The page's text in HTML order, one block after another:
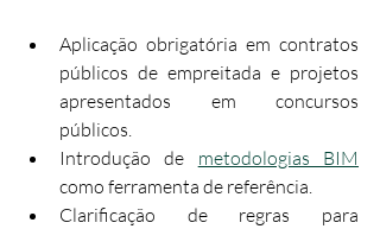
Aplicação obrigatória em contratos
públicos de empreitada e projetos
apresentados em concursos
públicos.
Introdução de metodologias BIM
como ferramenta de referência.
Clarificação de regras para